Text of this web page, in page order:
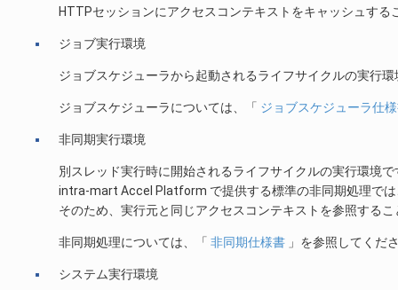
HTTPセッションにアクセスコンテキストをキャッシュす
ジョブ実行環境
ジョブスケジューラから起動されるライフサイクルの実行環
ジョブスケジューラについては、「 ジョブスケジューラ仕
非同期実行環境
別スレッド実行時に開始されるライフサイクルの実行環境で
intra-mart Accel Platform で提供する標準の非同期処理で
そのため、実行元と同じアクセスコンテキストを参照する
非同期処理については、「 非同期仕様書」を参照してくだ
システム実行環境